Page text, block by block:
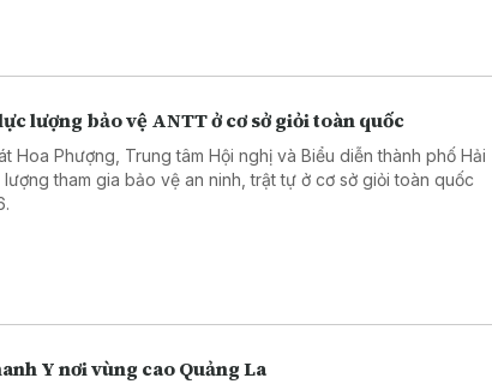
lượng bảo vệ ANTT ở cơ sở giỏi toàn quốc
Hoa Phượng, Trung tâm Hội nghị và Biểu diễn thành phố Hải
tham gia bảo vệ an ninh, trật tự ở cơ sở giỏi toàn quốc
Y nơi vùng cao Quảng La